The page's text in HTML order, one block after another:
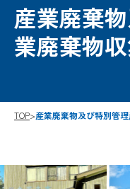
産業廃棄
業廃棄物
TOP>産業廃棄物及び特別管